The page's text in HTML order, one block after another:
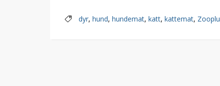
dyr, hund, hundemat, katt, kattemat,